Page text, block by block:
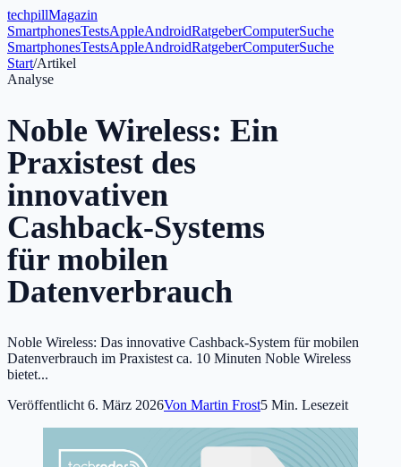
techpillMagazin
SmartphonesTestsAppleAndroidRatgeberComputerSuche
SmartphonesTestsAppleAndroidRatgeberComputerSuche
Start/Artikel
Analyse
Noble Wireless: Ein
Praxistest des
innovativen
Cashback-Systems
für mobilen
Datenverbrauch
Noble Wireless: Das innovative Cashback-System für mobilen
Datenverbrauch im Praxistest ca. 10 Minuten Noble Wireless
bietet...
Veröffentlicht 6. März 2026Von Martin Frost5 Min. Lesezeit